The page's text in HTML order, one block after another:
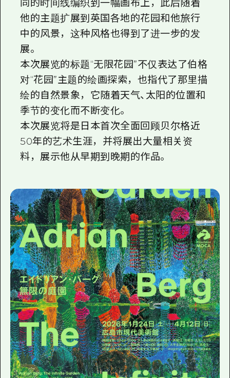
同的时间线编织到一幅画布上，此后随着
他的主题扩展到英国各地的花园和他旅行
中的风景，这种风格也得到了进一步的发
展。
本次展览的标题“无限花园”不仅表达了伯格
对“花园”主题的绘画探索，也指代了那里描
绘的自然景象，它随着天气、太阳的位置和
季节的变化而不断变化。
本次展览将是日本首次全面回顾贝尔格近
50年的艺术生涯，并将展出大量相关资
料，展示他从早期到晚期的作品。